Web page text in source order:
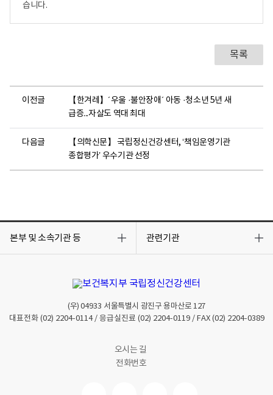
습니다.
목록
이전글
【한겨레】´우울 ·불안장애´ 아동 ·청소년 5년 새
급증...자살도 역대 최대
다음글
【의학신문】 국립정신건강센터, ‘책임운영기관
종합평가’ 우수기관 선정
본부 및 소속기관 등
기
관련기관
기
(우)04933 서울특별시 광진구 용마산로 127
대표전화 (02) 2204-0114/ 응급실진료 (02) 2204-0119/ FAX (02) 2204-0389
오시는 길
전화번호